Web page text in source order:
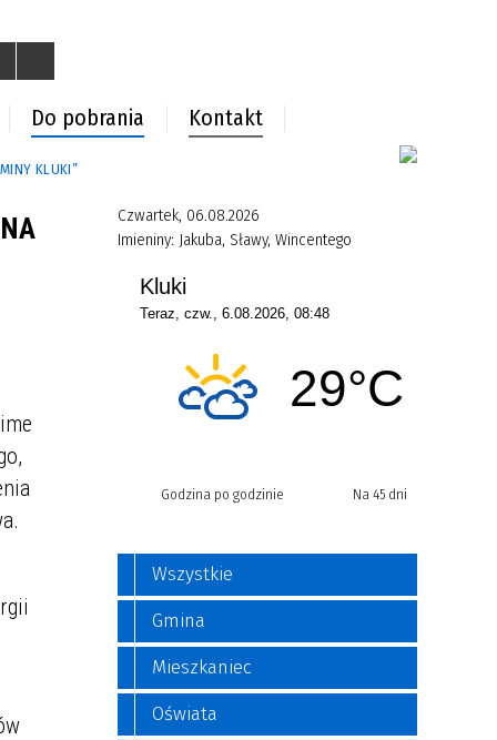
Do pobrania Kontakt
KLUKI”
Czwartek, 06.08.2026
Imieniny: Jakuba, Sławy, Wincentego
Godzina po godzinie Na 45 dni
Wszystkie
Gmina
Mieszkaniec
Oświata